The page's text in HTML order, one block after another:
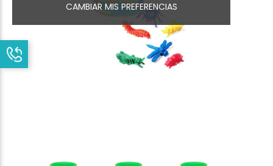
CAMBIAR MIS PREFERENCIAS